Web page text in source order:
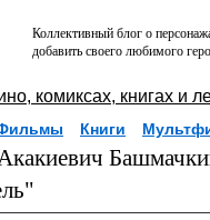
Коллективный блог о
добавить своего любимого
комиксах, книгах и
Книги